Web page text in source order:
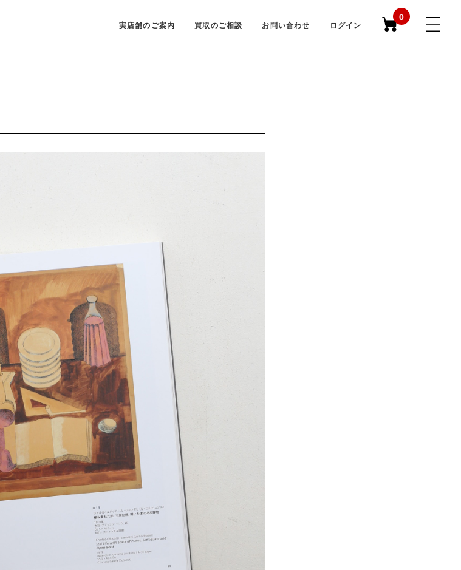
実店舗のご案内 買取のご相談 お問い合わせ ログイン
0